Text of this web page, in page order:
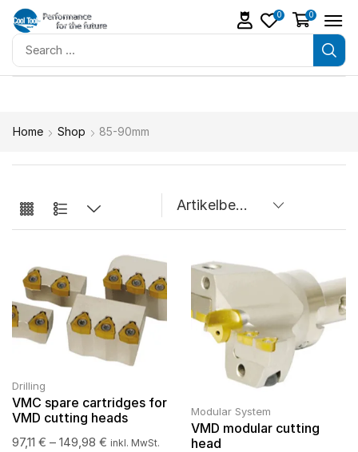
0 0
Home Shop 85-90mm
Drilling
VMC spare cartridges for
VMD cutting heads
97,11 € – 149,98 € inkl. MwSt.
Modular System
VMD modular cutting
head